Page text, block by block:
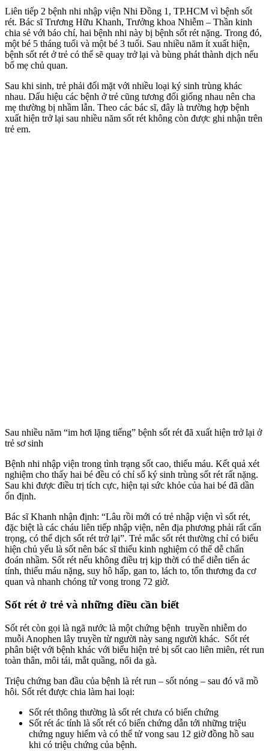
Liên tiếp 2 bệnh nhi nhập viện Nhi Đồng 1, TP.HCM vì bệnh sốt
rét. Bác sĩ Trương Hữu Khanh, Trưởng khoa Nhiễm – Thần kinh
chia sẻ với báo chí, hai bệnh nhi này bị bệnh sốt rét nặng. Trong đó,
một bé 5 tháng tuổi và một bé 3 tuổi. Sau nhiều năm ít xuất hiện,
bệnh sốt rét ở trẻ có thể sẽ quay trở lại và bùng phát thành dịch nếu
bố mẹ chủ quan.
Sau khi sinh, trẻ phải đối mặt với nhiều loại ký sinh trùng khác
nhau. Dấu hiệu các bệnh ở trẻ cũng tương đối giống nhau nên cha
mẹ thường bị nhầm lẫn. Theo các bác sĩ, đây là trường hợp bệnh
xuất hiện trở lại sau nhiều năm sốt rét không còn được ghi nhận trên
trẻ em.
Sau nhiều năm “im hơi lặng tiếng” bệnh sốt rét đã xuất hiện trở lại ở
trẻ sơ sinh
Bệnh nhi nhập viện trong tình trạng sốt cao, thiếu máu. Kết quả xét
nghiệm cho thấy hai bé đều có chỉ số ký sinh trùng sốt rét rất nặng.
Sau khi được điều trị tích cực, hiện tại sức khỏe của hai bé đã dần
ổn định.
Bác sĩ Khanh nhận định: “Lâu rồi mới có trẻ nhập viện vì sốt rét,
đặc biệt là các cháu liên tiếp nhập viện, nên địa phương phải rất cẩn
trọng, có thể dịch sốt rét trở lại”. Trẻ mắc sốt rét thường chỉ có biểu
hiện chủ yếu là sốt nên bác sĩ thiếu kinh nghiệm có thể dễ chẩn
đoán nhầm. Sốt rét nếu không điều trị kịp thời có thể diễn tiến ác
tính, thiếu máu nặng, suy hô hấp, gan to, lách to, tổn thương đa cơ
quan và nhanh chóng tử vong trong 72 giờ.
Sốt rét ở trẻ và những điều cần biết
Sốt rét còn gọi là ngã nước là một chứng bệnh truyền nhiễm do
muỗi Anophen lây truyền từ người này sang người khác. Sốt rét
phân biệt với bệnh khác với biểu hiện trẻ bị sốt cao liên miên, rét run
toàn thân, môi tái, mắt quầng, nổi da gà.
Triệu chứng ban đầu của bệnh là rét run – sốt nóng – sau đó vã mồ
hôi. Sốt rét được chia làm hai loại:
Sốt rét thông thường là sốt rét chưa có biến chứng
Sốt rét ác tính là sốt rét có biến chứng dẫn tới những triệu
chứng nguy hiểm và có thể tử vong sau 12 giờ đồng hồ sau
khi có triệu chứng của bệnh.